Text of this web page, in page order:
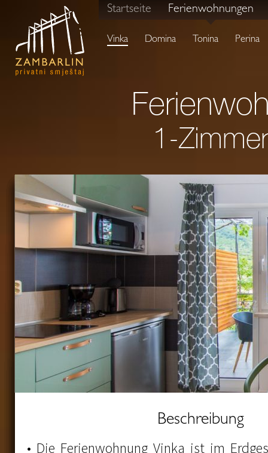
Startseite Ferienwohnungen
Vinka Domina Tonina Perina
1-
Beschreibung
• Die Ferienwohnung Vinka ist im